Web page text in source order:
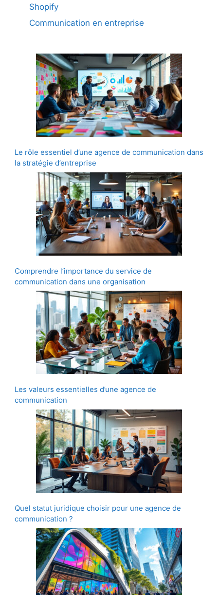
Shopify
Communication en entreprise
Le rôle essentiel d’une agence de communication dans
la stratégie d’entreprise
Comprendre l’importance du service de
communication dans une organisation
Les valeurs essentielles d’une agence de
communication
Quel statut juridique choisir pour une agence de
communication ?